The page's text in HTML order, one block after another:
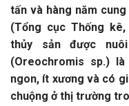
tấn và hàng năm
(Tổng cục Thống
thủy sản được
(Oreochromis sp.)
ngon, ít xương và có
chuộng ở thị trường